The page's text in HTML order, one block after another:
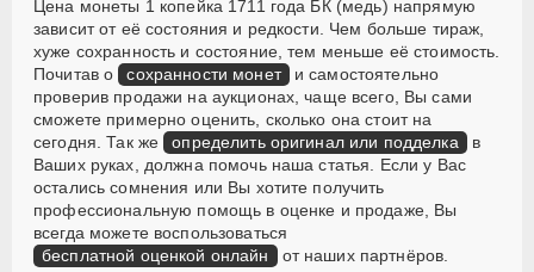
Цена монеты 1 копейка 1711 года БК (медь) напрямую
зависит от её состояния и редкости. Чем больше тираж,
хуже сохранность и состояние, тем меньше её стоимость.
Почитав о сохранности монет и самостоятельно
проверив продажи на аукционах, чаще всего, Вы сами
сможете примерно оценить, сколько она стоит на
сегодня. Так же определить оригинал или подделка в
Ваших руках, должна помочь наша статья. Если у Вас
остались сомнения или Вы хотите получить
профессиональную помощь в оценке и продаже, Вы
всегда можете воспользоваться
бесплатной оценкой онлайн от наших партнёров.